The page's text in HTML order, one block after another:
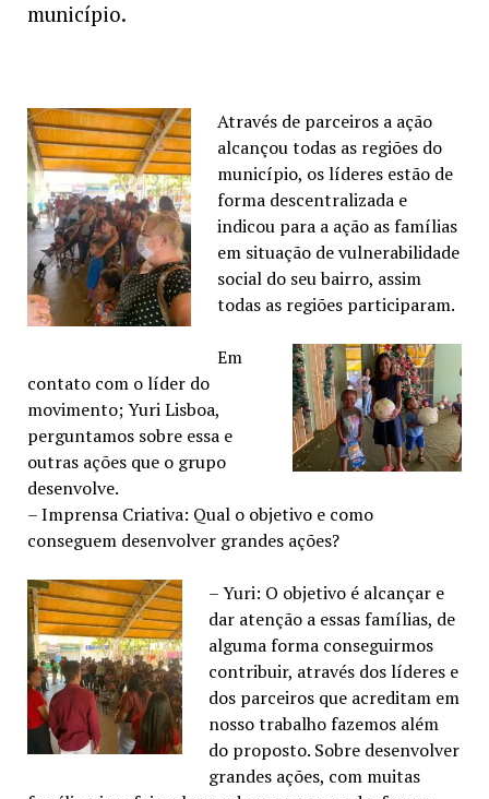
município.
Através de parceiros a ação
alcançou todas as regiões do
município, os líderes estão de
forma descentralizada e
indicou para a ação as famílias
em situação de vulnerabilidade
social do seu bairro, assim
todas as regiões participaram.
Em
contato com o líder do
movimento; Yuri Lisboa,
perguntamos sobre essa e
outras ações que o grupo
desenvolve.
– Imprensa Criativa: Qual o objetivo e como
conseguem desenvolver grandes ações?
– Yuri: O objetivo é alcançar e
dar atenção a essas famílias, de
alguma forma conseguirmos
contribuir, através dos líderes e
dos parceiros que acreditam em
nosso trabalho fazemos além
do proposto. Sobre desenvolver
grandes ações, com muitas